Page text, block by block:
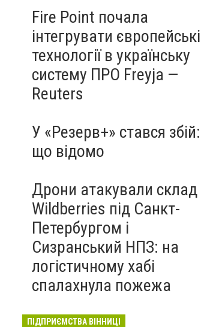
Fire Point почала
інтегрувати європейські
технології в українську
систему ПРО Freyja —
Reuters
У «Резерв+» стався збій:
що відомо
Дрони атакували склад
Wildberries під Санкт-
Петербургом і
Сизранський НПЗ: на
логістичному хабі
спалахнула пожежа
ПІДПРИЄМСТВА ВІННИЦІ